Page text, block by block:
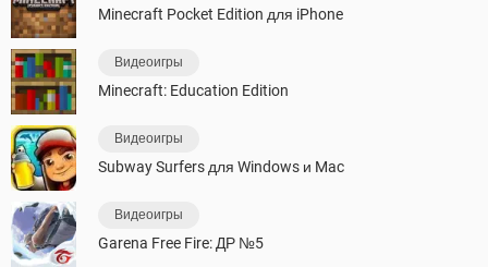
Minecraft Pocket Edition для iPhone
Видеоигры
Minecraft: Education Edition
Видеоигры
Subway Surfers для Windows и Mac
Видеоигры
Garena Free Fire: ДР №5